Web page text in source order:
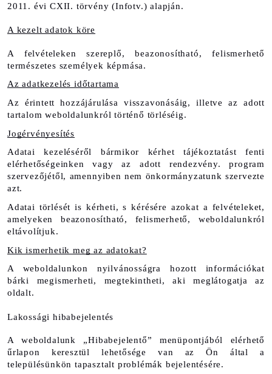
2011. évi CXII. törvény (Infotv.) alapján.
A kezelt adatok köre
A felvételeken szereplő, beazonosítható, felismerhető
természetes személyek képmása.
Az adatkezelés időtartama
Az érintett hozzájárulása visszavonásáig, illetve az adott
tartalom weboldalunkról történő törléséig.
Jogérvényesítés
Adatai kezeléséről bármikor kérhet tájékoztatást fenti
elérhetőségeinken vagy az adott rendezvény. program
szervezőjétől, amennyiben nem önkormányzatunk szervezte
azt.
Adatai törlését is kérheti, s kérésére azokat a felvételeket,
amelyeken beazonosítható, felismerhető, weboldalunkról
eltávolítjuk.
Kik ismerhetik meg az adatokat?
A weboldalunkon nyilvánosságra hozott információkat
bárki megismerheti, megtekintheti, aki meglátogatja az
oldalt.
Lakossági hibabejelentés
A weboldalunk „Hibabejelentő” menüpontjából elérhető
űrlapon keresztül lehetősége van az Ön által a
településünkön tapasztalt problémák bejelentésére.